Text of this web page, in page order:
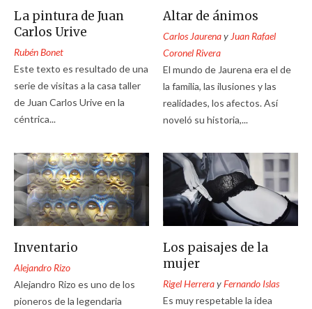
La pintura de Juan
Carlos Urive
Rubén Bonet
Este texto es resultado de una
serie de visitas a la casa taller
de Juan Carlos Urive en la
céntrica...
Altar de ánimos
Carlos Jaurenay Juan Rafael
Coronel Rivera
El mundo de Jaurena era el de
la familia, las ilusiones y las
realidades, los afectos. Así
noveló su historia,...
Inventario
Alejandro Rizo
Alejandro Rizo es uno de los
pioneros de la legendaria
Los paisajes de la
mujer
Rigel HerrerayFernando Islas
Es muy respetable la idea